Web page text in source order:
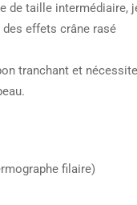
de taille intermédiaire,
effets crâne rasé
tranchant et
filaire)